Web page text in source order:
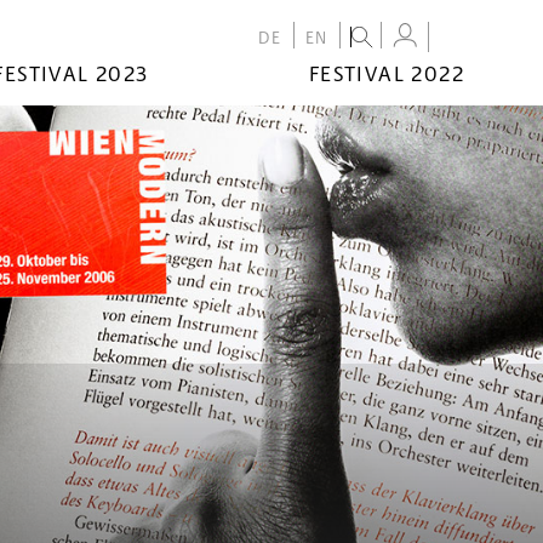
DE EN
2023 FESTIVAL 2022